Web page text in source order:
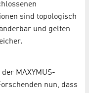
sind topologisch
und gelten
MAXYMUS-
nun, dass